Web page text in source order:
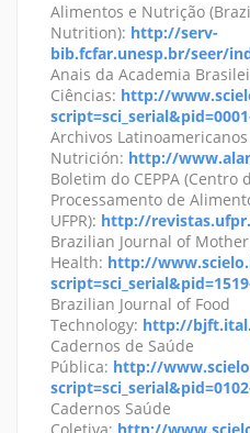
Alimentos e Nutrição
Nutrition): http://serv-
bib.fcfar.unesp.br/seer/
Anais da Academia
Ciências: http://
Archivos
Nutrición: http://
Boletim do CEPPA (Centro
Processamento de
UFPR): http://
Brazilian Journal of
Health: http://
Brazilian Journal of Food
Technology: http://
Cadernos de Saúde
Pública: http://
Cadernos Saúde